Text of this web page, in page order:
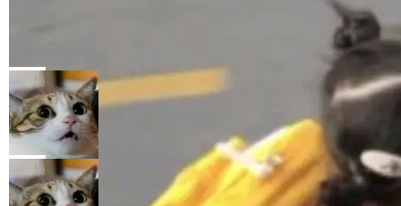
库之一。你的操作系统、浏览器、无数的基础设
施软件，很可能都在用它。而过去十年，维护它
的人一直在用业余...
gi?id=2019042">Bug&nbsp;2019042</a>）</l
i> <li>现在，助手可以直接使用 Exa 的网络搜索
结果回答问题，而无需将问题转交给搜索引擎。
（<a href="https://bugzilla.mozilla.org/show_
bug.cgi?id=204...
的 npm 包。项目的核心论点是：容器不适合 Ag
ent 计算。真正适合的，是 Isolate。 Cloudflare
工程师在这件事上没什么可谦虚的——他们用 W
orkers 跑了十年 Isolate。用 CEO Matthew Pri
nce 的话说：「我们一生都在用 Isolate 运行代
码，而 AI Agent 不需要容器，它们需要的是 Iso
局
OpenAI 公开邮件和聊天记录回应苹果
诉讼，称“Apple is getting this wron
g”
上个月，苹果一纸诉状把 OpenAI 告上法庭，指
控其挖角苹果前员工并窃取商业秘密。苹果的诉
状把 OpenAI 描述成一个系统性地从前东家挖
局